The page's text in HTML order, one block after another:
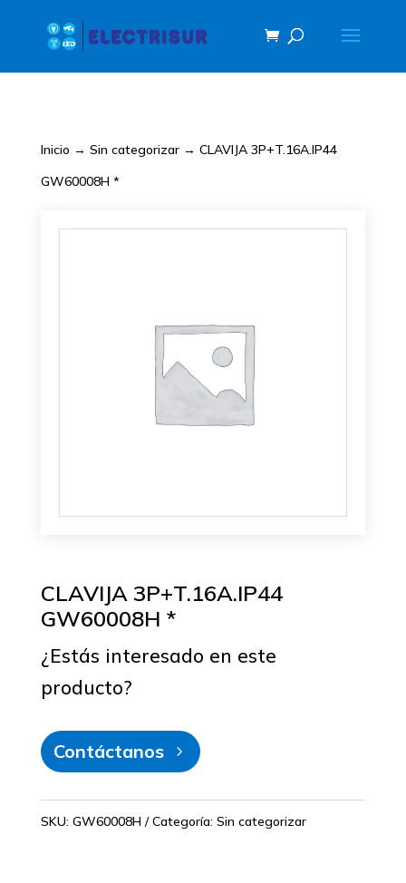
Inicio → Sin categorizar→ CLAVIJA 3P+T.16A.IP44
GW60008H *
CLAVIJA 3P+T.16A.IP44
GW60008H *
¿Estás interesado en este
producto?
Contáctanos
SKU: GW60008H Categoría: Sin categorizar